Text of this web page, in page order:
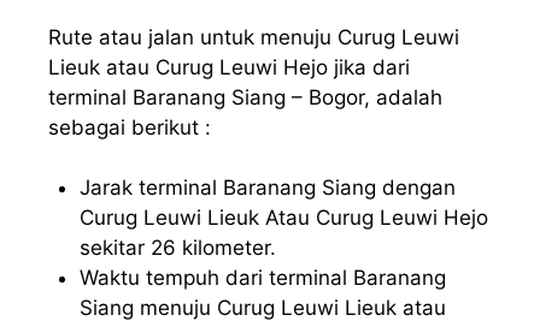
Rute atau jalan untuk menuju Curug Leuwi
Lieuk atau Curug Leuwi Hejo jika dari
terminal Baranang Siang – Bogor, adalah
sebagai berikut :
Jarak terminal Baranang Siang dengan
Curug Leuwi Lieuk Atau Curug Leuwi Hejo
sekitar 26 kilometer.
Waktu tempuh dari terminal Baranang
Siang menuju Curug Leuwi Lieuk atau